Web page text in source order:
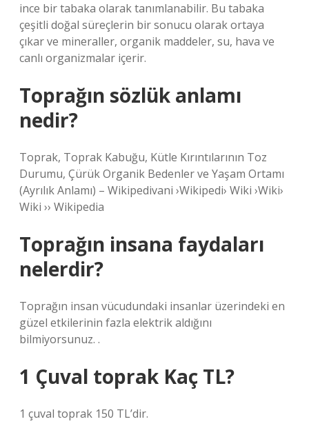
ince bir tabaka olarak tanımlanabilir. Bu tabaka
çeşitli doğal süreçlerin bir sonucu olarak ortaya
çıkar ve mineraller, organik maddeler, su, hava ve
canlı organizmalar içerir.
Toprağın sözlük anlamı
nedir?
Toprak, Toprak Kabuğu, Kütle Kırıntılarının Toz
Durumu, Çürük Organik Bedenler ve Yaşam Ortamı
(Ayrılık Anlamı) – Wikipedivani ›Wikipedi› Wiki ›Wiki›
Wiki ›› Wikipedia
Toprağın insana faydaları
nelerdir?
Toprağın insan vücudundaki insanlar üzerindeki en
güzel etkilerinin fazla elektrik aldığını
bilmiyorsunuz. .
1 Çuval toprak Kaç TL?
1 çuval toprak 150 TL’dir.